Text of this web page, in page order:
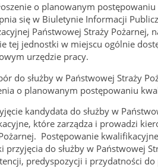
o planowanym
się w Biuletynie Informacji
Państwowej Straży Pożarnej,
tej jednostki w miejscu ogólnie
urzędzie pracy.
do służby w Państwowej Straży
o planowanym postępowaniu
kandydata do służby w
które zarządza i prowadzi
Postępowanie
przyjęcia do służby w Państwowej
predyspozycji i przydatności do